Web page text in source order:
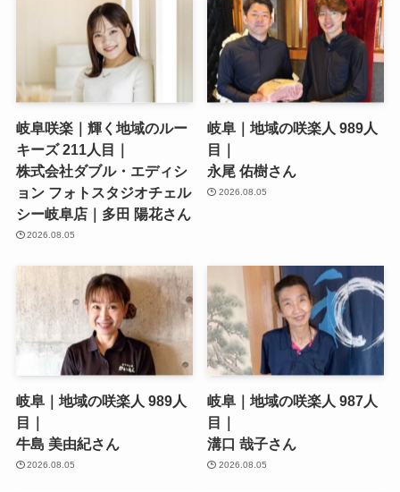
岐阜咲楽｜輝く地域のルー
キーズ 211人目｜
株式会社ダブル・エディシ
ョン フォトスタジオチェル
シー岐阜店｜多田 陽花さん
2026.08.05
岐阜｜地域の咲楽人 989人
目｜
永尾 佑樹さん
2026.08.05
岐阜｜地域の咲楽人 989人
目｜
牛島 美由紀さん
2026.08.05
岐阜｜地域の咲楽人 987人
目｜
溝口 哉子さん
2026.08.05